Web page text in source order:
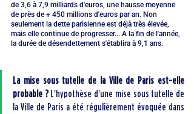
de 3,6 à 7,9 milliards d'euros, une hausse moyenne
de près de + 450 millions d'euros par an. Non
seulement la dette parisienne est déjà très élevée,
mais elle continue de progresser... A la fin de l'année,
la durée de désendettement s'établira à 9,1 ans.
La mise sous tutelle de la Ville de Paris est-elle
probable ? L'hypothèse d'une mise sous tutelle de
la Ville de Paris a été régulièrement évoquée dans